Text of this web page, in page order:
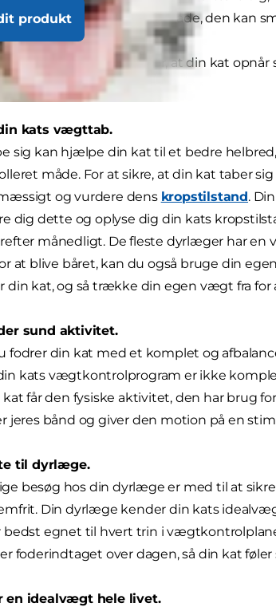
produkt
mest effektive og sunde måde, den kan
tips til, hvordan du sikrer, at din kat
kats vægttab.
sig kan hjælpe din kat til et bedre
måde. For at sikre, at din kat taber
og vurdere dens kropstilstand.
dig dette og oplyse dig din kats
månedligt. De fleste dyrlæger har en
at blive båret, kan du også bruge din
din kat, og så trække din egen vægt fra
sund aktivitet.
fodrer din kat med et komplet og
kats vægtkontrolprogram er ikke
får den fysiske aktivitet, den har brug
jeres bånd og giver den motion på en
til dyrlæge.
besøg hos din dyrlæge er med til at
Din dyrlæge kender din kats
bedst egnet til hvert trin i
foderindtaget over dagen, så din kat
en idealvægt hele livet.